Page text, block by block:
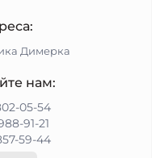
Димерка
нам:
05-54
91-21
59-44